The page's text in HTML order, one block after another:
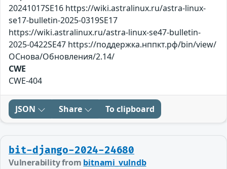
20241017SE16 https://wiki.astralinux.ru/astra-linux-
se17-bulletin-2025-0319SE17
https://wiki.astralinux.ru/astra-linux-se47-bulletin-
2025-0422SE47 https://поддержка.нппкт.рф/bin/view/
ОСнова/Обновления/2.14/
CWE
CWE-404
JSON Share To clipboard
bit-django-2024-24680
Vulnerability from bitnami_vulndb